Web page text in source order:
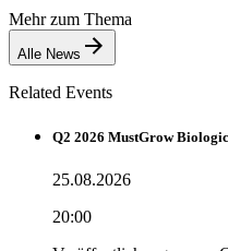
Mehr zum Thema
Alle News
Related Events
Q2 2026 MustGrow
25.08.2026
20:00